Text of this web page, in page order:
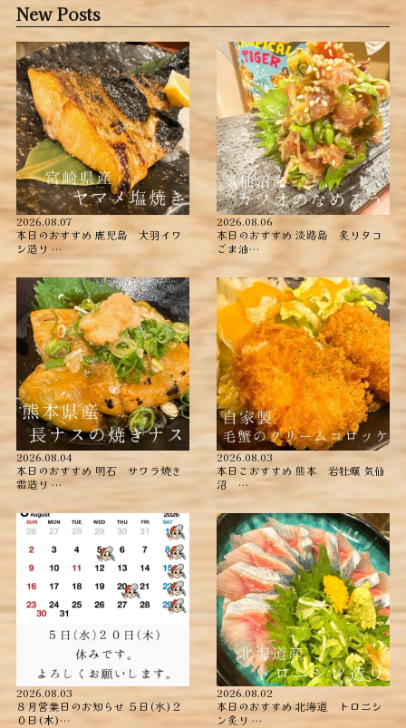
New Posts
2026.08.07
本日のおすすめ ︎鹿児島 大羽イワ
シ造り …
2026.08.06
本日のおすすめ ︎淡路島 炙りタコ
ごま油…
2026.08.04
本日のおすすめ ︎明石 サワラ焼き
霜造り …
2026.08.03
本日こおすすめ ︎熊本 岩牡蠣 ︎気仙
沼 …
2026.08.03
８月営業日のお知らせ ５日(水)２
０日(木)…
2026.08.02
本日のおすすめ ︎北海道 トロニシ
ン炙り …